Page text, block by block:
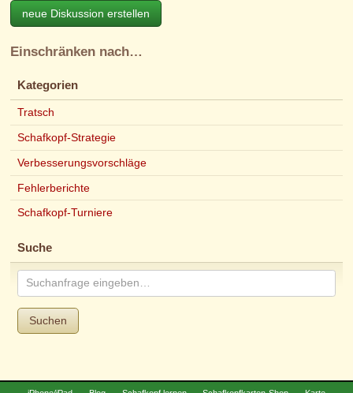
neue Diskussion erstellen
Einschränken nach…
Kategorien
Tratsch
Schafkopf-Strategie
Verbesserungsvorschläge
Fehlerberichte
Schafkopf-Turniere
Suche
Suchen